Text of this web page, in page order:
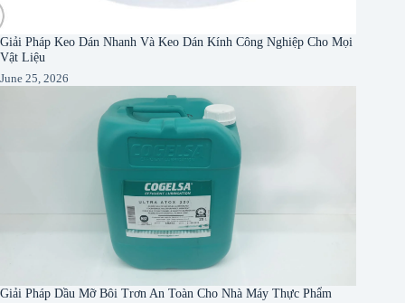
Giải Pháp Keo Dán Nhanh Và Keo Dán Kính Công Nghiệp Cho Mọi
Vật Liệu
June 25, 2026
Giải Pháp Dầu Mỡ Bôi Trơn An Toàn Cho Nhà Máy Thực Phẩm